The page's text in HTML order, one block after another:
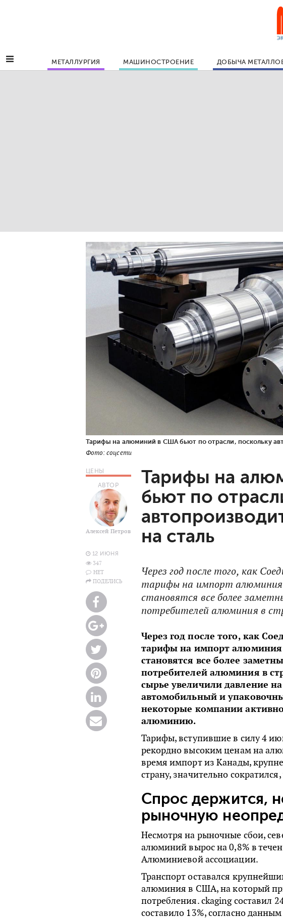
МЕТАЛЛУРГИЯ МАШИНОСТРОЕНИЕ ДОБЫЧА
Тарифы на алюминий в США бьют по отрасли, поскольку
Фото: соцсети
ЦЕНЫ
АВТОР
Алексей Петров
12 ИЮНЯ
347
НЕТ
ПОДЕЛИСЬ
Тарифы на
бьют по
на сталь
Через год после того, как
тарифы на импорт алюминия
становятся все более
потребителей алюминия в
Через год после того, как
тарифы на импорт алюминия
становятся все более
потребителей алюминия в
сырье увеличили давление
автомобильный и
некоторые компании
алюминию.
Тарифы, вступившие в силу 4
рекордно высоким ценам на
время импорт из Канады,
страну, значительно
Спрос держится,
рыночную
Несмотря на рыночные сбои,
алюминий вырос на 0,8% в
Алюминиевой ассоциации.
Транспорт оставался
алюминия в США, на который
потребления. ckaging составил
составило 13%, согласно